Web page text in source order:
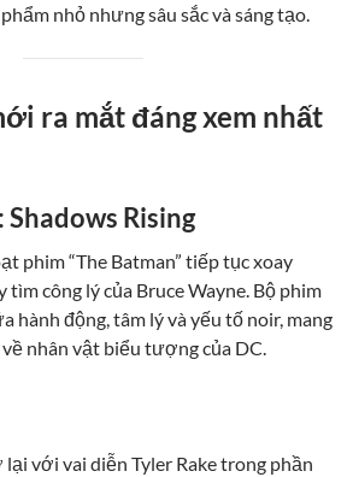
nhỏ nhưng sâu sắc và sáng tạo.
ra mắt đáng xem nhất
Shadows Rising
phim “The Batman” tiếp tục xoay
công lý của Bruce Wayne. Bộ phim
hành động, tâm lý và yếu tố noir, mang
nhân vật biểu tượng của DC.
với vai diễn Tyler Rake trong phần